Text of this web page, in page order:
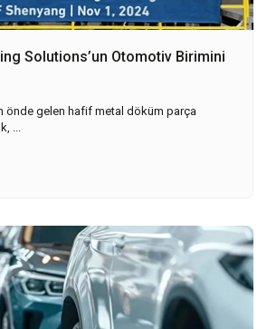
Solutions’un Otomotiv Birimini
önde gelen hafif metal döküm parça
...